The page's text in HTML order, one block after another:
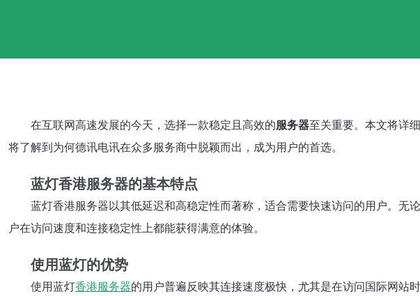
在互联网高速发展的今天，选择一款稳定且高效的服务器至关重要。本文将详
将了解到为何德讯电讯在众多服务商中脱颖而出，成为用户的首选。
蓝灯香港服务器的基本特点
蓝灯香港服务器以其低延迟和高稳定性而著称，适合需要快速访问的用户。
户在访问速度和连接稳定性上都能获得满意的体验。
使用蓝灯的优势
使用蓝灯香港服务器的用户普遍反映其连接速度极快，尤其是在访问国际网站